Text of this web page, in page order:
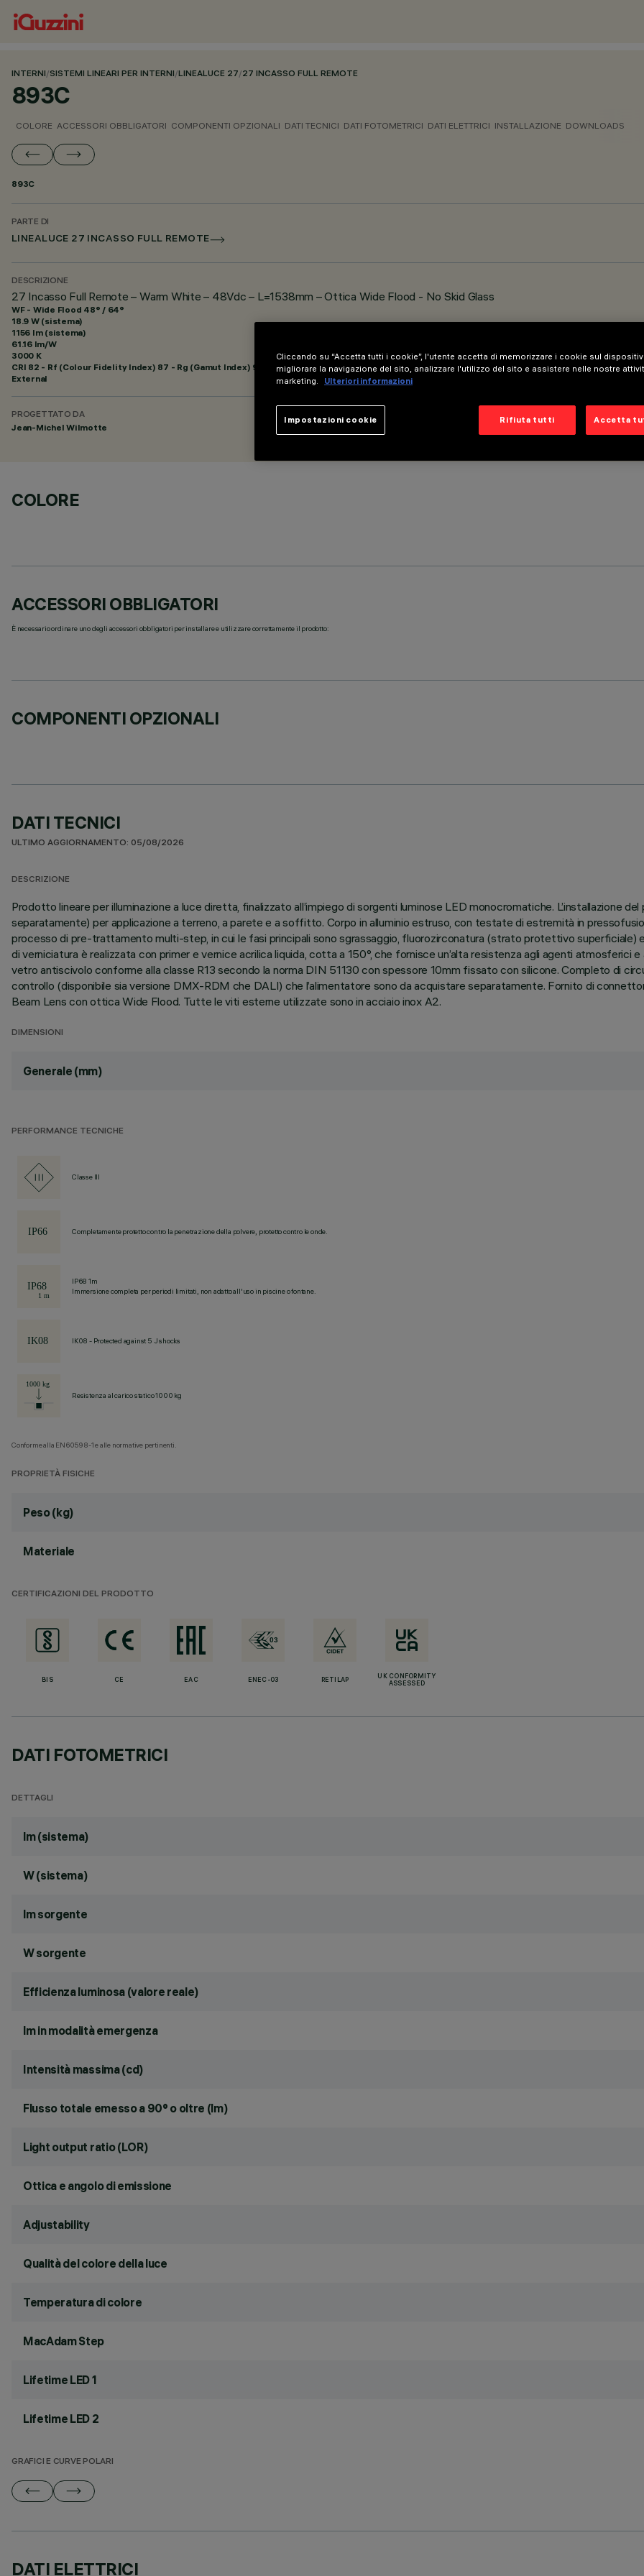
INTERNI/SISTEMI LINEARI PER INTERNI/LINEALUCE 27/27 INCASSO FULL REMOTE
893C
COLORE ACCESSORI OBBLIGATORI COMPONENTI OPZIONALI DATI TECNICI DATI FOTOMETRICI DATI ELETTRICI INSTALLAZIONE DOWNLOADS
893C
PARTE DI
LINEALUCE 27 INCASSO FULL REMOTE
DESCRIZIONE
27 Incasso Full Remote – Warm White – 48Vdc – L=1538mm – Ottica Wide Flood - No Skid Glass
WF - Wide Flood 48° / 64°
18.9 W (sistema)
1156 lm (sistema)
61.16 lm/W
3000 K
CRI 82 - Rf (Colour Fidelity Index) 87 - Rg (Gamut Index) 95
External
PROGETTATO DA
Jean-Michel Wilmotte
COLORE
ACCESSORI OBBLIGATORI
È necessario ordinare uno degli accessori obbligatori per installare e utilizzare correttamente il prodotto:
COMPONENTI OPZIONALI
DATI TECNICI
ULTIMO AGGIORNAMENTO: 05/08/2026
DESCRIZIONE
Prodotto lineare per illuminazione a luce diretta, finalizzato all’impiego di sorgenti luminose LED monocromatiche. L’installazione
separatamente) per applicazione a terreno, a parete e a soffitto. Corpo in alluminio estruso, con testate di estremità in
processo di pre-trattamento multi-step, in cui le fasi principali sono sgrassaggio, fluorozirconatura (strato protettivo superficiale)
di verniciatura è realizzata con primer e vernice acrilica liquida, cotta a 150°, che fornisce un’alta resistenza agli agenti atmosferici
vetro antiscivolo conforme alla classe R13 secondo la norma DIN 51130 con spessore 10mm fissato con silicone. Completo di
controllo (disponibile sia versione DMX-RDM che DALI) che l’alimentatore sono da acquistare separatamente. Fornito di
Beam Lens con ottica Wide Flood. Tutte le viti esterne utilizzate sono in acciaio inox A2.
DIMENSIONI
Generale (mm)
PERFORMANCE TECNICHE
Classe III
Completamente protetto contro la penetrazione della polvere, protetto contro le onde.
IP68 1m
Immersione completa per periodi limitati, non adatto all'uso in piscine o fontane.
IK08 - Protected against 5 J shocks
Resistenza al carico statico 1000 kg
Conforme alla EN60598-1 e alle normative pertinenti.
PROPRIETÀ FISICHE
Peso (kg)
Materiale
CERTIFICAZIONI DEL PRODOTTO
BIS CE EAC ENEC-03 RETILAP
UK CONFORMITY
ASSESSED
DATI FOTOMETRICI
DETTAGLI
lm (sistema)
W (sistema)
lm sorgente
W sorgente
Efficienza luminosa (valore reale)
lm in modalità emergenza
Intensità massima (cd)
Flusso totale emesso a 90° o oltre (lm)
Light output ratio (LOR)
Ottica e angolo di emissione
Adjustability
Qualità del colore della luce
Temperatura di colore
MacAdam Step
Lifetime LED 1
Lifetime LED 2
GRAFICI E CURVE POLARI
DATI ELETTRICI
Cliccando su “Accetta tutti i cookie”, l'utente accetta di memorizzare i cookie sul
migliorare la navigazione del sito, analizzare l'utilizzo del sito e assistere nelle nostre
marketing.
Ulteriori informazioni
Rifiuta tutti Accetta
Impostazioni cookie